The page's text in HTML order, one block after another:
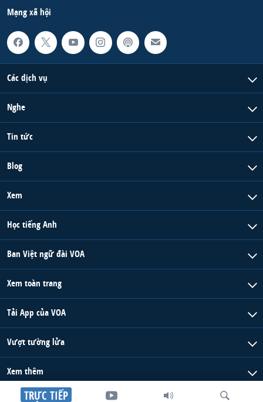
TRỰC TIẾP
Mạng xã hội
Các dịch vụ
Nghe
Tin tức
Blog
Xem
Học tiếng Anh
Ban Việt ngữ đài VOA
Xem toàn trang
Tải App của VOA
Vượt tường lửa
Xem thêm